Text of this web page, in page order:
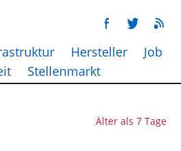
Hersteller
Job
Stellenmarkt
Älter als 7 Tage